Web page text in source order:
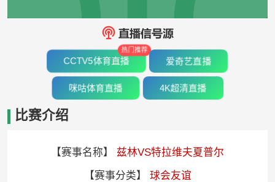
CCTV5体育直播
热门推荐
爱奇艺直播
咪咕体育直播 4K超清直播
比赛介绍
【赛事名称】
兹林VS特拉维夫夏普尔
【赛事分类】
球会友谊